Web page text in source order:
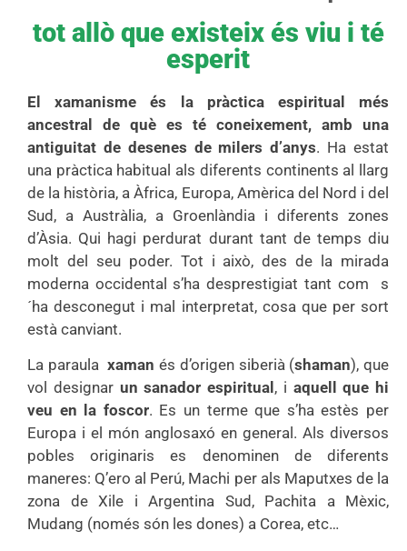
tot allò que existeix és viu i té
esperit
El xamanisme és la pràctica espiritual més
ancestral de què es té coneixement, amb una
antiguitat de desenes de milers d’anys. Ha estat
una pràctica habitual als diferents continents al llarg
de la història, a Àfrica, Europa, Amèrica del Nord i del
Sud, a Austràlia, a Groenlàndia i diferents zones
d’Àsia. Qui hagi perdurat durant tant de temps diu
molt del seu poder. Tot i això, des de la mirada
moderna occidental s’ha desprestigiat tant com s
´ha desconegut i mal interpretat, cosa que per sort
està canviant.
La paraulaxaman és d’origen siberià (shaman), que
vol designar un sanador espiritual , i aquell que hi
veu en la foscor. Es un terme que s’ha estès per
Europa i el món anglosaxó en general. Als diversos
pobles originaris es denominen de diferents
maneres: Q’ero al Perú, Machi per als Maputxes de la
zona de Xile i Argentina Sud, Pachita a Mèxic,
Mudang (només són les dones) a Corea, etc…